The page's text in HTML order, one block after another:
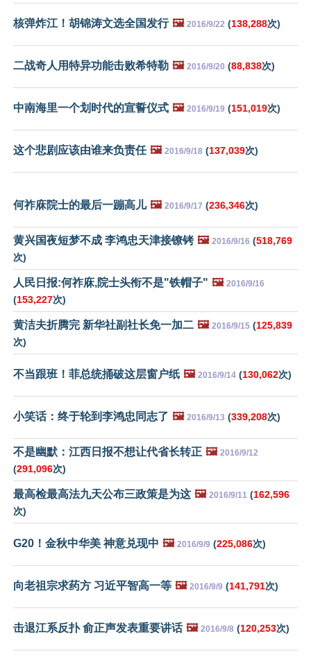
核弹炸江！胡锦涛文选全国发行 🖼️ 2016/9/22 (138,288次)
二战奇人用特异功能击败希特勒 🖼️ 2016/9/20 (88,838次)
中南海里一个划时代的宣誓仪式 🖼️ 2016/9/19 (151,019次)
这个悲剧应该由谁来负责任 🖼️ 2016/9/18 (137,039次)
何祚庥院士的最后一蹦高儿 🖼️ 2016/9/17 (236,346次)
黄兴国夜短梦不成 李鸿忠天津接镣铐 🖼️ 2016/9/16 (518,769
次)
人民日报:何祚庥,院士头衔不是"铁帽子" 🖼️ 2016/9/16
(153,227次)
黄洁夫折腾完 新华社副社长免一加二 🖼️ 2016/9/15 (125,839
次)
不当跟班！菲总统捅破这层窗户纸 🖼️ 2016/9/14 (130,062次)
小笑话：终于轮到李鸿忠同志了 🖼️ 2016/9/13 (339,208次)
不是幽默：江西日报不想让代省长转正 🖼️ 2016/9/12
(291,096次)
最高检最高法九天公布三政策是为这 🖼️ 2016/9/11 (162,596
次)
G20！金秋中华美 神意兑现中 🖼️ 2016/9/9 (225,086次)
向老祖宗求药方 习近平智高一等 🖼️ 2016/9/9 (141,791次)
击退江系反扑 俞正声发表重要讲话 🖼️ 2016/9/8 (120,253次)